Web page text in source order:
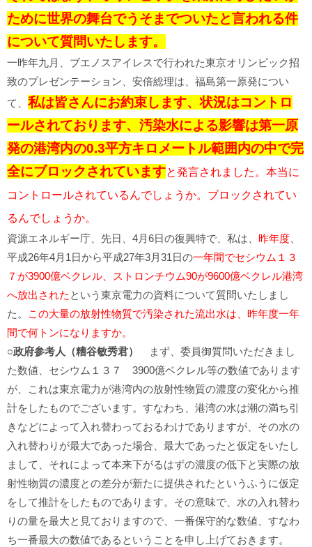
ために世界の舞台でうそまでついたと言われる件
について質問いたします。
一昨年九月、ブエノスアイレスで行われた東京オリンピック招
致のプレゼンテーション、安倍総理は、福島第一原発につい
て、 私は皆さんにお約束します、状況はコントロ
ールされております、汚染水による影響は第一原
発の港湾内の0.3平方キロメートル範囲内の中で完
全にブロックされていますと発言されました。本当に
コントロールされているんでしょうか。ブロックされてい
るんでしょうか。
資源エネルギー庁、先日、4月6日の復興特で、私は、 昨年度、
平成26年4月1日から平成27年3月31日の一年間でセシウム１３
７が3900億ベクレル、ストロンチウム90が9600億ベクレル港湾
へ放出された という東京電力の資料について質問いたしまし
た。
この大量の放射性物質で汚染された流出水は、昨年度一年
間で何トンになりますか。
○政府参考人（糟谷敏秀君）
まず、委員御質問いただきまし
た数値、セシウム１３７ 3900億ベクレル等の数値であります
が、これは東京電力が港湾内の放射性物質の濃度の変化から推
計をしたものでございます。すなわち、港湾の水は潮の満ち引
きなどによって入れ替わっておるわけでありますが、その水の
入れ替わりが最大であった場合、最大であったと仮定をいたし
まして、それによって本来下がるはずの濃度の低下と実際の放
射性物質の濃度との差分が新たに提供されたというふうに仮定
をして推計をしたものであります。その意味で、水の入れ替わ
りの量を最大と見ておりますので、一番保守的な数値、すなわ
ち一番最大の数値であるということを申し上げておきます。